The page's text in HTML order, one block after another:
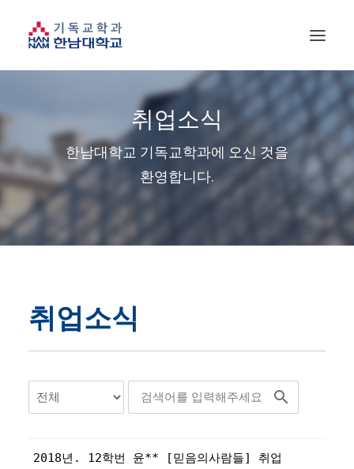
취업소식
한남대학교 기독교학과에 오신 것을
환영합니다.
취업소식
2018년. 12학번 윤** [믿음의사람들] 취업